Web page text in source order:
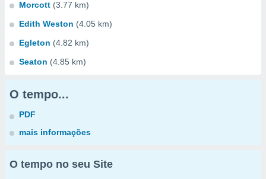
Morcott (3.77 km)
Edith Weston (4.05 km)
Egleton (4.82 km)
Seaton (4.85 km)
O tempo...
PDF
mais informações
O tempo no seu Site